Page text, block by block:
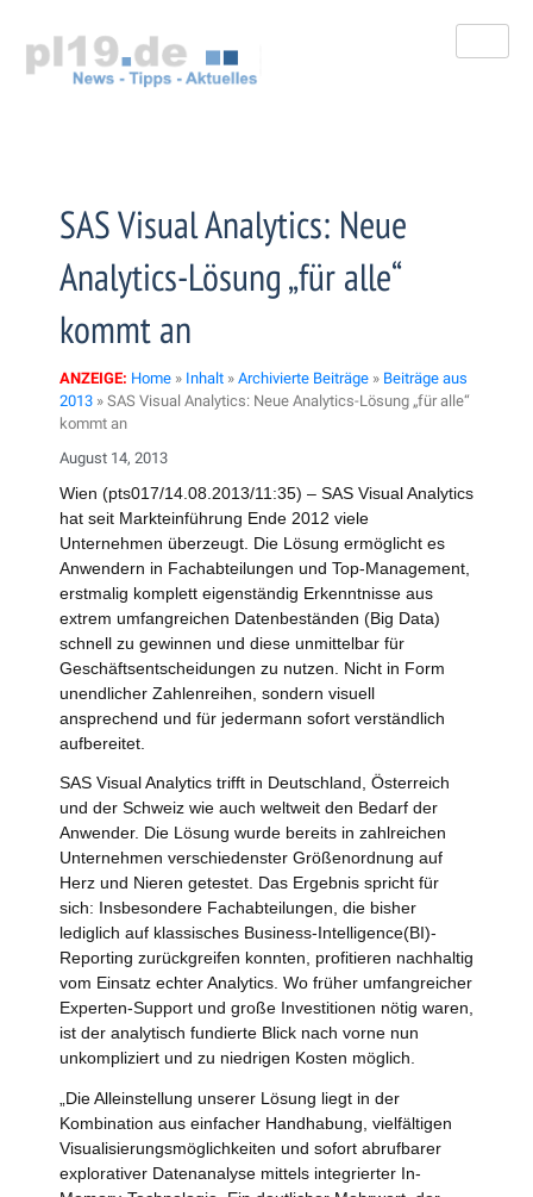
springen
SAS Visual Analytics: Neue
Analytics-Lösung „für alle“
kommt an
ANZEIGE: Home » Inhalt » Archivierte Beiträge » Beiträge aus
2013 » SAS Visual Analytics: Neue Analytics-Lösung „für alle“
kommt an
August 14, 2013
Wien (pts017/14.08.2013/11:35) – SAS Visual Analytics
hat seit Markteinführung Ende 2012 viele
Unternehmen überzeugt. Die Lösung ermöglicht es
Anwendern in Fachabteilungen und Top-Management,
erstmalig komplett eigenständig Erkenntnisse aus
extrem umfangreichen Datenbeständen (Big Data)
schnell zu gewinnen und diese unmittelbar für
Geschäftsentscheidungen zu nutzen. Nicht in Form
unendlicher Zahlenreihen, sondern visuell
ansprechend und für jedermann sofort verständlich
aufbereitet.
SAS Visual Analytics trifft in Deutschland, Österreich
und der Schweiz wie auch weltweit den Bedarf der
Anwender. Die Lösung wurde bereits in zahlreichen
Unternehmen verschiedenster Größenordnung auf
Herz und Nieren getestet. Das Ergebnis spricht für
sich: Insbesondere Fachabteilungen, die bisher
lediglich auf klassisches Business-Intelligence(BI)-
Reporting zurückgreifen konnten, profitieren nachhaltig
vom Einsatz echter Analytics. Wo früher umfangreicher
Experten-Support und große Investitionen nötig waren,
ist der analytisch fundierte Blick nach vorne nun
unkompliziert und zu niedrigen Kosten möglich.
„Die Alleinstellung unserer Lösung liegt in der
Kombination aus einfacher Handhabung, vielfältigen
Visualisierungsmöglichkeiten und sofort abrufbarer
explorativer Datenanalyse mittels integrierter In-